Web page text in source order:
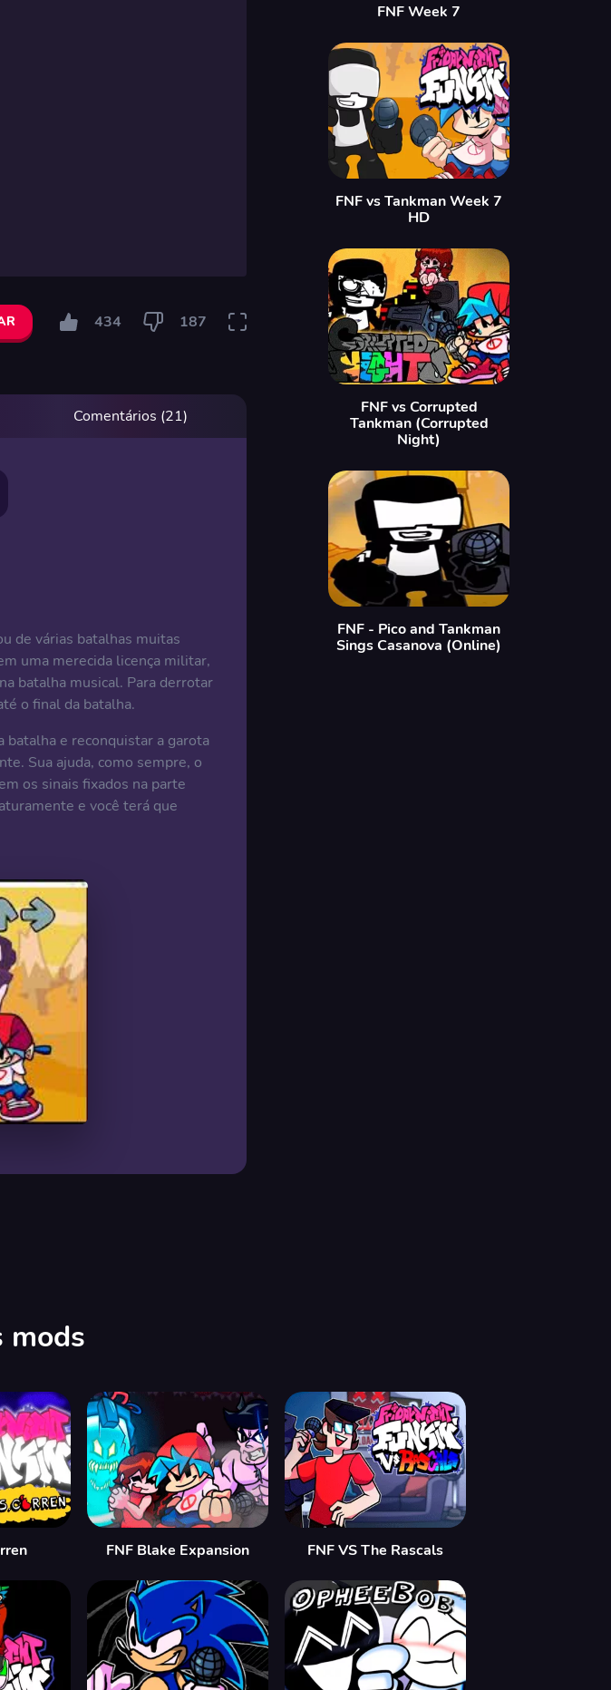
434 187
Comentários (21)
de várias batalhas muitas
uma merecida licença militar,
batalha musical. Para derrotar
o final da batalha.
batalha e reconquistar a garota
Sua ajuda, como sempre, o
os sinais fixados na parte
e você terá que
FNF Week 7
FNF vs Tankman Week 7
HD
FNF vs Corrupted
Tankman (Corrupted
Night)
FNF - Pico and Tankman
Sings Casanova (Online)
mods
FNF Blake Expansion FNF VS The Rascals